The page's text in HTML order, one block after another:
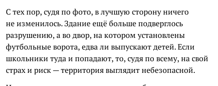
С тех пор, судя по фото, в лучшую сторону ничего
не изменилось. Здание ещё больше подверглось
разрушению, а во двор, на котором установлены
футбольные ворота, едва ли выпускают детей. Если
школьники туда и попадают, то, судя по всему, на свой
страх и риск — территория выглядит небезопасной.